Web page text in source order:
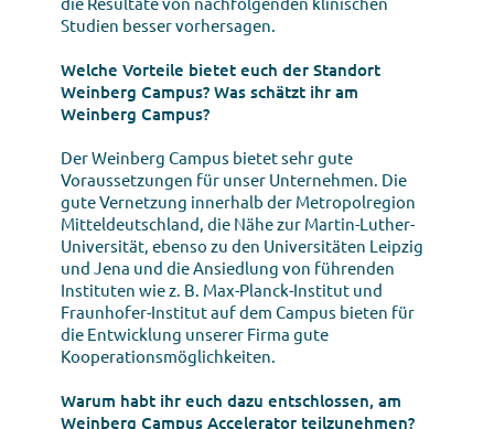
Studien besser vorhersagen.
Welche Vorteile bietet euch der Standort
Weinberg Campus? Was schätzt ihr am
Weinberg Campus?
Der Weinberg Campus bietet sehr gute
Voraussetzungen für unser Unternehmen. Die
gute Vernetzung innerhalb der Metropolregion
Mitteldeutschland, die Nähe zur Martin-Luther-
Universität, ebenso zu den Universitäten Leipzig
und Jena und die Ansiedlung von führenden
Instituten wie z. B. Max-Planck-Institut und
Fraunhofer-Institut auf dem Campus bieten für
die Entwicklung unserer Firma gute
Kooperationsmöglichkeiten.
Warum habt ihr euch dazu entschlossen, am
Weinberg Campus Accelerator teilzunehmen?